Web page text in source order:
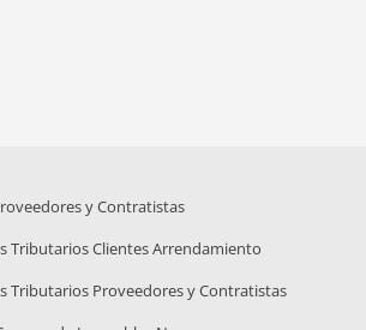
y Contratistas
Tributarios Clientes Arrendamiento
Tributarios Proveedores y Contratistas